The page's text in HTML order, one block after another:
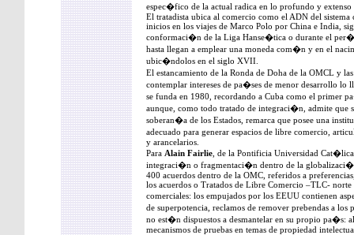
espec�fico de la actual radica en lo profundo y extenso
El tratadista ubica al comercio como el ADN del sistema
inicios en los viajes de Marco Polo por China e India,
conformaci�n de la Liga Hanse�tica o durante el
hasta llegan a emplear una moneda com�n y en el
ubic�ndolos en el siglo XVII.
El estancamiento de la Ronda de Doha de la OMCL y
contemplar intereses de pa�ses de menor desarrollo
se funda en 1980, recordando a Cuba como el primer
aunque, como todo tratado de integraci�n, admite
soberan�a de los Estados, remarca que posee una
adecuado para generar espacios de libre comercio,
y arancelarios.
Para Alain Fairlie , de la Pontificia Universidad
integraci�n o fragmentaci�n dentro de la
400 acuerdos dentro de la OMC, referidos a
los acuerdos o Tratados de Libre Comercio –TLC- norte
comerciales: los empujados por los EEUU contienen
de superpotencia, reclamos de remover prebendas a
no est�n dispuestos a desmantelar en su propio pa�s:
mecanismos de pruebas en temas de propiedad